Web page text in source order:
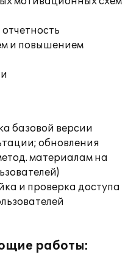
и повышением
базовой версии
обновления
материалам на
и проверка доступа
работы: